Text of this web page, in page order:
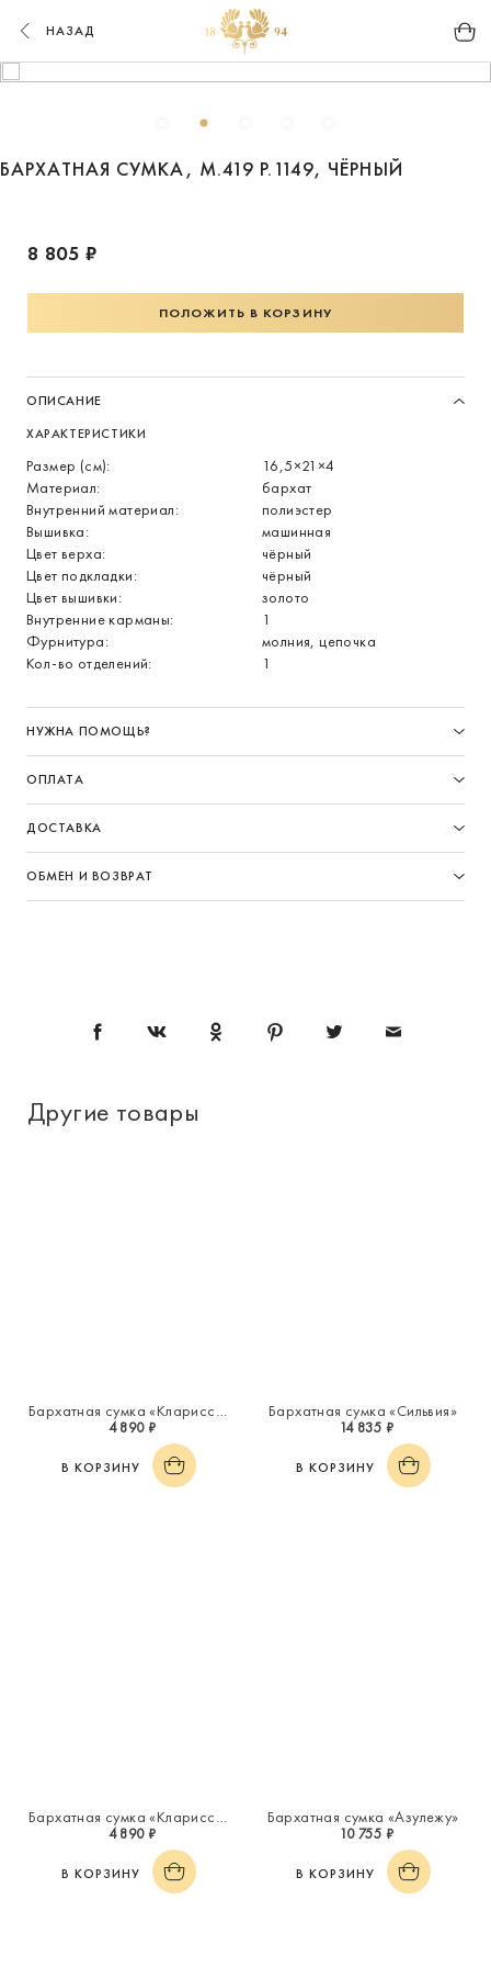
НАЗАД
БАРХАТНАЯ СУМКА, М.419 Р.1149, ЧЁРНЫЙ
8 805 ₽
ПОЛОЖИТЬ В КОРЗИНУ
ОПИСАНИЕ
ХАРАКТЕРИСТИКИ
Размер (см):
16,5×21×4
Материал:
бархат
Внутренний материал:
полиэстер
Вышивка:
машинная
Цвет верха:
чёрный
Цвет подкладки:
чёрный
Цвет вышивки:
золото
Внутренние карманы:
1
Фурнитура:
молния, цепочка
Кол-во отделений:
1
НУЖНА ПОМОЩЬ?
ОПЛАТА
ДОСТАВКА
ОБМЕН И ВОЗВРАТ
Другие товары
Бархатная сумка «Кларисса»
4 890 ₽
В КОРЗИНУ
Бархатная сумка «Сильвия»
14 835 ₽
В КОРЗИНУ
Бархатная сумка «Кларисса»
4 890 ₽
В КОРЗИНУ
Бархатная сумка «Азулежу»
10 755 ₽
В КОРЗИНУ